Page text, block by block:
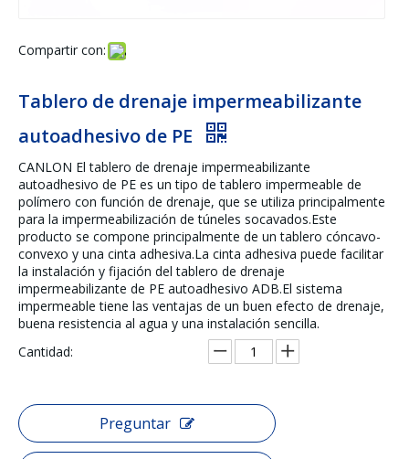
Compartir con:
Tablero de drenaje impermeabilizante
autoadhesivo de PE
CANLON El tablero de drenaje impermeabilizante
autoadhesivo de PE es un tipo de tablero impermeable de
polímero con función de drenaje, que se utiliza principalmente
para la impermeabilización de túneles socavados.Este
producto se compone principalmente de un tablero cóncavo-
convexo y una cinta adhesiva.La cinta adhesiva puede facilitar
la instalación y fijación del tablero de drenaje
impermeabilizante de PE autoadhesivo ADB.El sistema
impermeable tiene las ventajas de un buen efecto de drenaje,
buena resistencia al agua y una instalación sencilla.
Cantidad:
Preguntar